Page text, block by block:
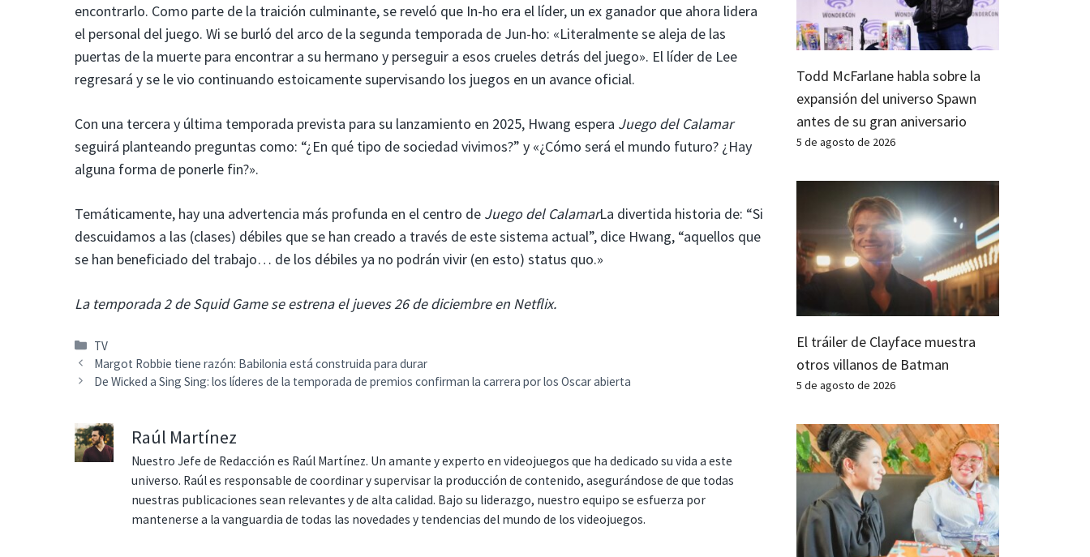
encontrarlo. Como parte de la traición culminante, se reveló que In-ho era el líder, un ex ganador que ahora lidera
el personal del juego. Wi se burló del arco de la segunda temporada de Jun-ho: «Literalmente se aleja de las
puertas de la muerte para encontrar a su hermano y perseguir a esos crueles detrás del juego». El líder de Lee
regresará y se le vio continuando estoicamente supervisando los juegos en un avance oficial.
Con una tercera y última temporada prevista para su lanzamiento en 2025, Hwang espera Juego del Calamar
seguirá planteando preguntas como: “¿En qué tipo de sociedad vivimos?” y «¿Cómo será el mundo futuro? ¿Hay
alguna forma de ponerle fin?».
Temáticamente, hay una advertencia más profunda en el centro de Juego del CalamarLa divertida historia de: “Si
descuidamos a las (clases) débiles que se han creado a través de este sistema actual”, dice Hwang, “aquellos que
se han beneficiado del trabajo… de los débiles ya no podrán vivir (en esto) status quo.»
La temporada 2 de Squid Game se estrena el jueves 26 de diciembre en Netflix.
Categorías
TV
Margot Robbie tiene razón: Babilonia está construida para durar
De Wicked a Sing Sing: los líderes de la temporada de premios confirman la carrera por los Oscar abierta
Raúl Martínez
Nuestro Jefe de Redacción es Raúl Martínez. Un amante y experto en videojuegos que ha dedicado su vida a este
universo. Raúl es responsable de coordinar y supervisar la producción de contenido, asegurándose de que todas
nuestras publicaciones sean relevantes y de alta calidad. Bajo su liderazgo, nuestro equipo se esfuerza por
mantenerse a la vanguardia de todas las novedades y tendencias del mundo de los videojuegos.
Todd McFarlane habla sobre la
expansión del universo Spawn
antes de su gran aniversario
5 de agosto de 2026
El tráiler de Clayface muestra
otros villanos de Batman
5 de agosto de 2026